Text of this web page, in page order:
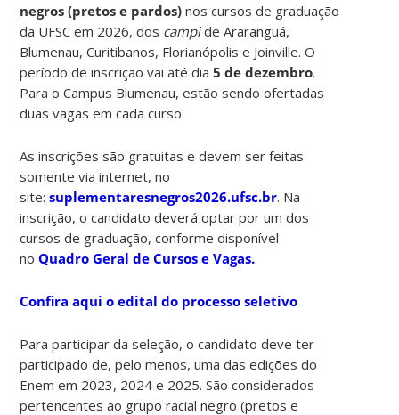
negros (pretos e pardos) nos cursos de graduação
da UFSC em 2026, dos campide Araranguá,
Blumenau, Curitibanos, Florianópolis e Joinville. O
período de inscrição vai até dia5 de dezembro.
Para o Campus Blumenau, estão sendo ofertadas
duas vagas em cada curso.
As inscrições são gratuitas e devem ser feitas
somente via internet, no
site:suplementaresnegros2026.ufsc.br. Na
inscrição, o candidato deverá optar por um dos
cursos de graduação, conforme disponível
noQuadro Geral de Cursos e Vagas.
Confira aqui o edital do processo seletivo
Para participar da seleção, o candidato deve ter
participado de, pelo menos, uma das edições do
Enem em 2023, 2024 e 2025. São considerados
pertencentes ao grupo racial negro (pretos e